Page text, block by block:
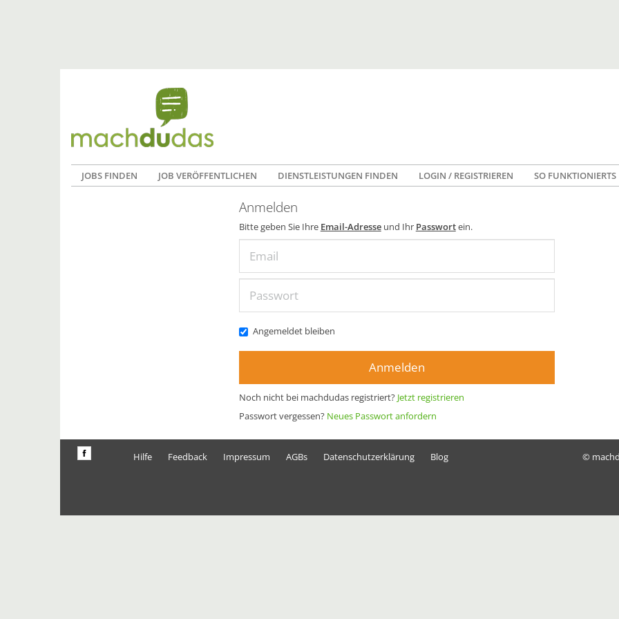
JOBS FINDEN JOB VERÖFFENTLICHEN DIENSTLEISTUNGEN FINDEN LOGIN / REGISTRIEREN SO FUNKTIONIERTS
Anmelden
Bitte geben Sie Ihre Email-Adresseund Ihr Passwortein.
Angemeldet bleiben
Anmelden
Noch nicht bei machdudas registriert? Jetzt registrieren
Passwort vergessen? Neues Passwort anfordern
Hilfe Feedback Impressum AGBs Datenschutzerklärung Blog ©